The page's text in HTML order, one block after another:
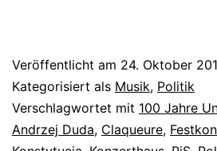
Veröffentlicht am 24. Oktober
Kategorisiert als Musik, Politik
Verschlagwortet mit 100 Jahre
Andrzej Duda, Claqueure,